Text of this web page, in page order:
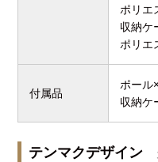
ポリエ
収納ケ
ポリエ
付属品
ポール
収納ケ
テンマクデザイン